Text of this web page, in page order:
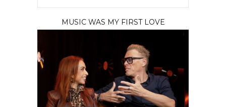
MUSIC WAS MY FIRST LOVE